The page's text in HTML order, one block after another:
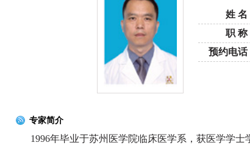
姓 名
职 称
预约电话
专家简介
1996年毕业于苏州医学院临床医学系，获医学学士